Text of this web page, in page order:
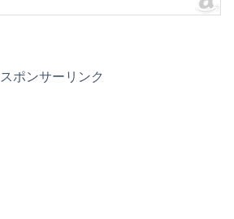
スポンサーリンク